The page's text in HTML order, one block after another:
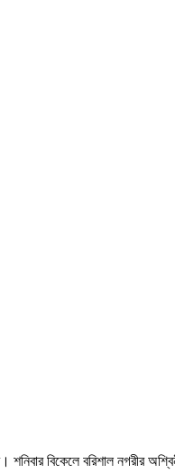
শনিবার বিকেলে বরিশাল নগরীর